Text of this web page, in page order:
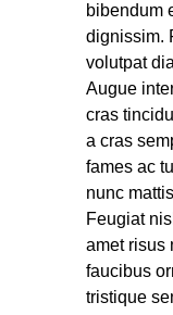
bibendum
dignissim.
volutpat
Augue
cras
a cras
fames ac
nunc
Feugiat
amet risus
faucibus
tristique